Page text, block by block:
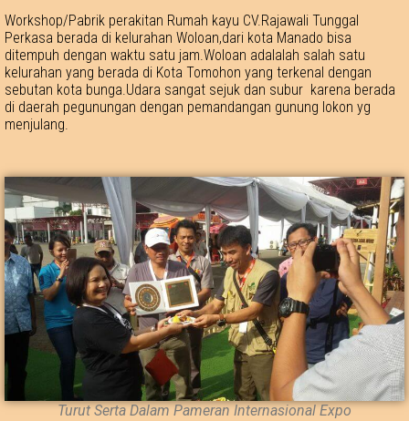
Workshop/Pabrik perakitan Rumah kayu CV.Rajawali Tunggal
Perkasa berada di kelurahan Woloan,dari kota Manado bisa
ditempuh dengan waktu satu jam.Woloan adalalah salah satu
kelurahan yang berada di Kota Tomohon yang terkenal dengan
sebutan kota bunga.Udara sangat sejuk dan subur karena berada
di daerah pegunungan dengan pemandangan gunung lokon yg
menjulang.
Turut Serta Dalam Pameran Internasional Expo